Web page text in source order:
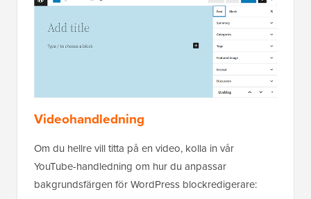
Videohandledning
Om du hellre vill titta på en video, kolla in vår
YouTube-handledning om hur du anpassar
bakgrundsfärgen för WordPress blockredigerare: